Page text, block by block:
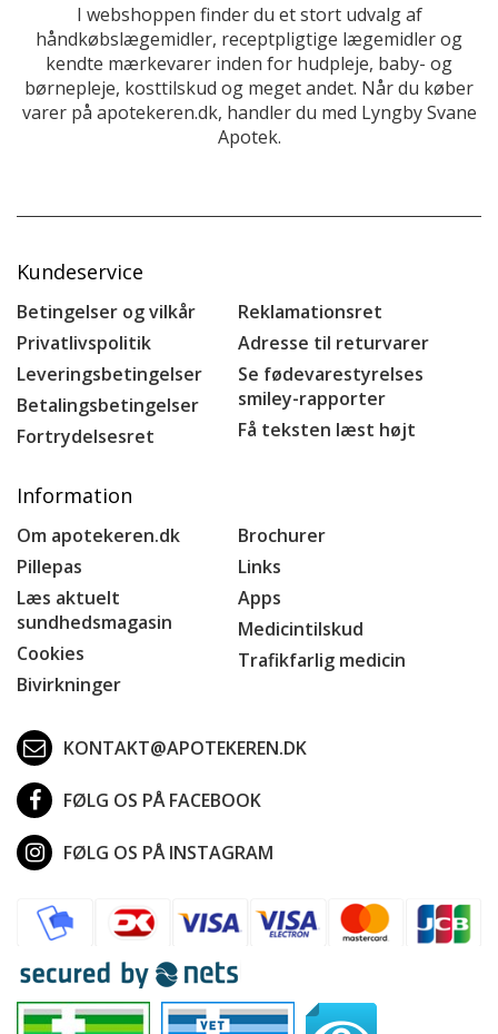
I webshoppen finder du et stort udvalg af
håndkøbslægemidler, receptpligtige lægemidler og
kendte mærkevarer inden for hudpleje, baby- og
børnepleje, kosttilskud og meget andet. Når du køber
varer på apotekeren.dk, handler du med Lyngby Svane
Apotek.
Kundeservice
Betingelser og vilkår
Privatlivspolitik
Leveringsbetingelser
Betalingsbetingelser
Fortrydelsesret
Reklamationsret
Adresse til returvarer
Se fødevarestyrelses
smiley-rapporter
Få teksten læst højt
Information
Om apotekeren.dk
Pillepas
Læs aktuelt
sundhedsmagasin
Cookies
Bivirkninger
Brochurer
Links
Apps
Medicintilskud
Trafikfarlig medicin
KONTAKT@APOTEKEREN.DK
FØLG OS PÅ FACEBOOK
FØLG OS PÅ INSTAGRAM